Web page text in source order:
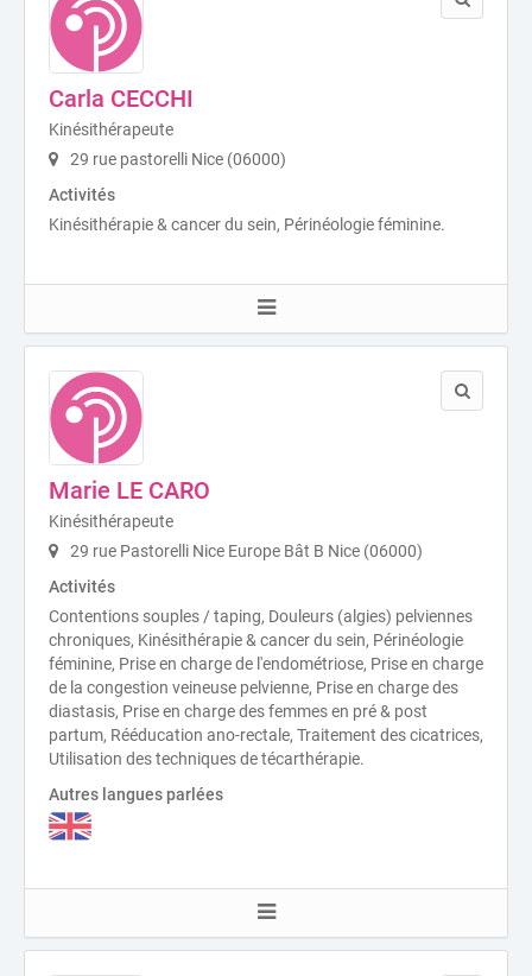
Carla CECCHI
Kinésithérapeute
29 rue pastorelli Nice (06000)
Activités
Kinésithérapie & cancer du sein, Périnéologie féminine.
Marie LE CARO
Kinésithérapeute
29 rue Pastorelli Nice Europe Bât B Nice (06000)
Activités
Contentions souples / taping, Douleurs (algies) pelviennes
chroniques, Kinésithérapie & cancer du sein, Périnéologie
féminine, Prise en charge de l'endométriose, Prise en charge
de la congestion veineuse pelvienne, Prise en charge des
diastasis, Prise en charge des femmes en pré & post
partum, Rééducation ano-rectale, Traitement des cicatrices,
Utilisation des techniques de técarthérapie.
Autres langues parlées